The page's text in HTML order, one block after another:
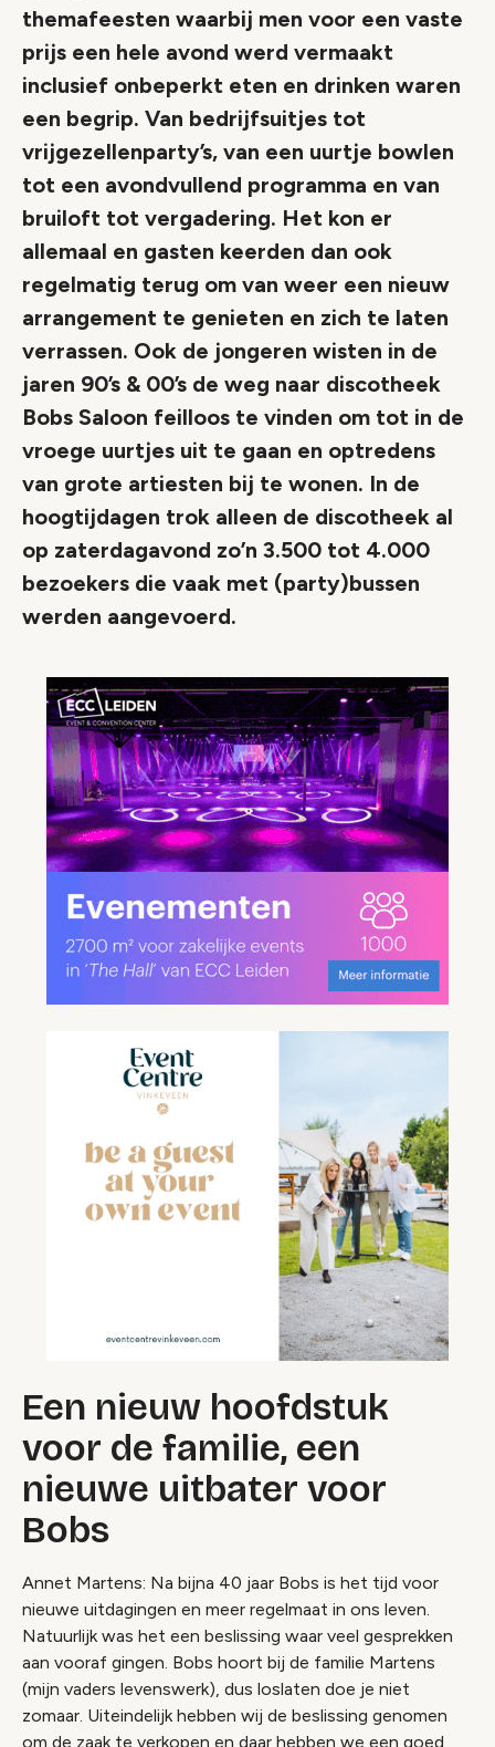
themafeesten waarbij men voor een vaste
prijs een hele avond werd vermaakt
inclusief onbeperkt eten en drinken waren
een begrip. Van bedrijfsuitjes tot
vrijgezellenparty’s, van een uurtje bowlen
tot een avondvullend programma en van
bruiloft tot vergadering. Het kon er
allemaal en gasten keerden dan ook
regelmatig terug om van weer een nieuw
arrangement te genieten en zich te laten
verrassen. Ook de jongeren wisten in de
jaren 90’s & 00’s de weg naar discotheek
Bobs Saloon feilloos te vinden om tot in de
vroege uurtjes uit te gaan en optredens
van grote artiesten bij te wonen. In de
hoogtijdagen trok alleen de discotheek al
op zaterdagavond zo’n 3.500 tot 4.000
bezoekers die vaak met (party)bussen
werden aangevoerd.
Een nieuw hoofdstuk
voor de familie, een
nieuwe uitbater voor
Bobs
Annet Martens: Na bijna 40 jaar Bobs is het tijd voor
nieuwe uitdagingen en meer regelmaat in ons leven.
Natuurlijk was het een beslissing waar veel gesprekken
aan vooraf gingen. Bobs hoort bij de familie Martens
(mijn vaders levenswerk), dus loslaten doe je niet
zomaar. Uiteindelijk hebben wij de beslissing genomen
om de zaak te verkopen en daar hebben we een goed